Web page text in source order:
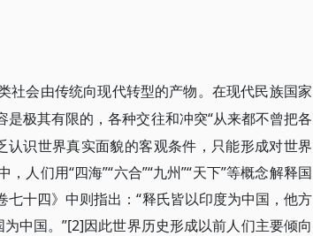
社会由传统向现代转型的产物。在现代民族国家
是极其有限的，各种交往和冲突“从来都不曾把各
识世界真实面貌的客观条件，只能形成对世界
人们用“四海”“六合”“九州”“天下”等概念解释国
七十四》中则指出：“释氏皆以印度为中国，他方
中国。”[2]因此世界历史形成以前人们主要倾向